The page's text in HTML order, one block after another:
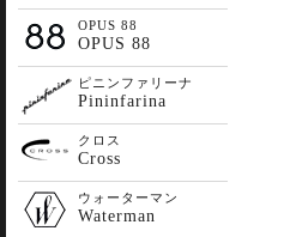
OPUS 88
OPUS 88
ピニンファリーナ
Pininfarina
クロス
Cross
ウォーターマン
Waterman